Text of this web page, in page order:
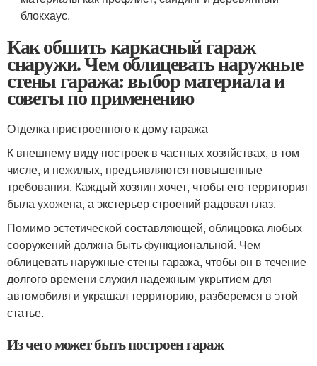
блокхаус.
Как обшить каркасный гараж
снаружи. Чем облицевать наружные
стены гаража: выбор материала и
советы по применению
Отделка пристроенного к дому гаража
К внешнему виду построек в частных хозяйствах, в том
числе, и нежилых, предъявляются повышенные
требования. Каждый хозяин хочет, чтобы его территория
была ухожена, а экстерьер строений радовал глаз.
Помимо эстетической составляющей, облицовка любых
сооружений должна быть функциональной. Чем
облицевать наружные стены гаража, чтобы он в течение
долгого времени служил надежным укрытием для
автомобиля и украшал территорию, разберемся в этой
статье.
Из чего может быть построен гараж